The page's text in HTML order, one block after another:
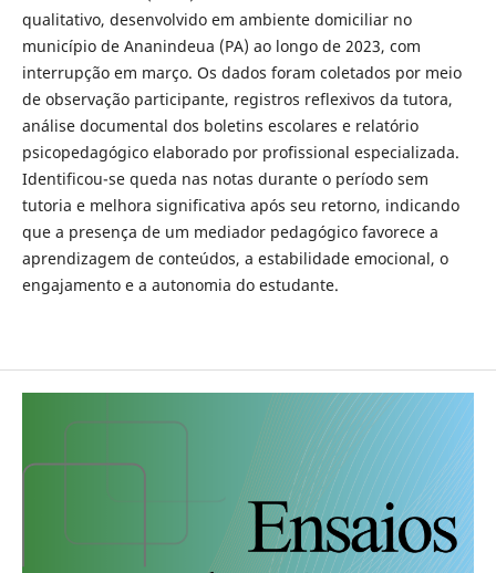
qualitativo, desenvolvido em ambiente domiciliar no
município de Ananindeua (PA) ao longo de 2023, com
interrupção em março. Os dados foram coletados por meio
de observação participante, registros reflexivos da tutora,
análise documental dos boletins escolares e relatório
psicopedagógico elaborado por profissional especializada.
Identificou-se queda nas notas durante o período sem
tutoria e melhora significativa após seu retorno, indicando
que a presença de um mediador pedagógico favorece a
aprendizagem de conteúdos, a estabilidade emocional, o
engajamento e a autonomia do estudante.